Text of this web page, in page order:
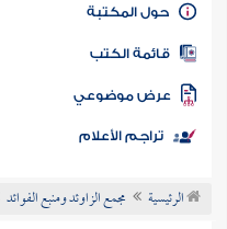
كتاب الأمة
المكتبة
الكتب
موضوعي
تراجم الأعلام
الرئيسية مجمع الزاوئد ومنبع الفوائد